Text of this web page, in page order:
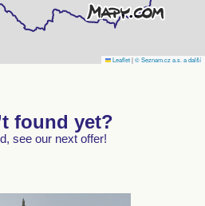
Leaflet|© Seznam.cz a.s. a další
found yet?
see our next offer!